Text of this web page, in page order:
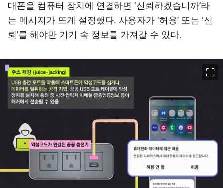
대폰을 컴퓨터 장치에 연결하면 ‘신뢰하겠습니까’라
는 메시지가 뜨게 설정했다. 사용자가 ‘허용’ 또는 ‘신
뢰’를 해야만 기기 속 정보를 가져갈 수 있다.